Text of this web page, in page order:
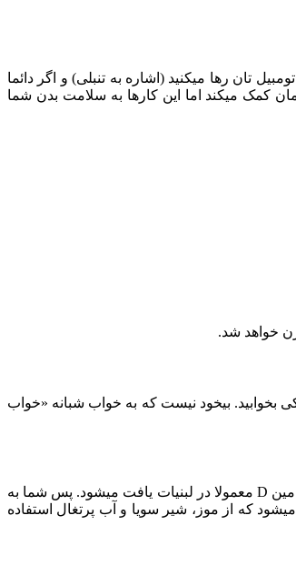
تان رها می‏کنید (اشاره به تنبلی) و اگر دائما
کمک می‏کند اما این کارها به سلامت بدن شما
خواهد شد.
‏کنید , می‏توانید اندکی بخوابید. بیخود نیست که به خواب شبانه «خواب
طی پژوهش از افرادی که در زمان کاهش وزن دچار کمبود ویتامین D بوده‏اند، یک عامل مشترک در آن‏ها پیدا شد و آن هم روند آهسته در کاهش وزنشان بود. ویتامین D معمولا در لبنیات یافت می‏شود. پس شما به
که از موز، شیر سویا و آب پرتغال استفاده